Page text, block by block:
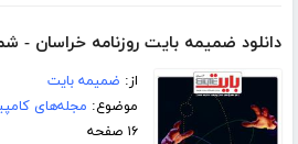
دانلود ضمیمه بایت روزنامه خراسان - شماره
از: ضمیمه بایت
موضوع: مجله‌های
۱۶ صفحه